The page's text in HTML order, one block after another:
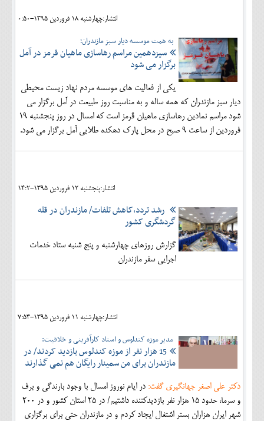
انتشار:چهارشنبه 18 فروردين 1395-0:50
به همت موسسه دیار سبز مازندران؛
سیزدهمین مراسم رهاسازی ماهیان قرمز در آمل
برگزار می شود
یکی از فعالیت های موسسه مردم نهاد زیست محیطی
دیار سبز مازندران که همه ساله و به مناسبت روز طبیعت در آمل برگزار می
شود مراسم نمادین رهاسازی ماهیان قرمز است که امسال در روز پنجشنبه 19
فروردین از ساعت 9 صبح در محل پارک دهکده طلایی آمل برگزار می شود.
انتشار:پنجشنبه 12 فروردين 1395-14:2
رشد تردد،کاهش تلفات/ مازندران در قله
گردشگری کشور
گزارش روزهای چهارشنبه و پنج شنبه ستاد خدمات
اجرایی سفر مازندران
انتشار:چهارشنبه 11 فروردين 1395-7:53
مدیر موزه کندلوس و استاد کارآفرینی و خلاقیت:
15 هزار نفر از موزه کندلوس بازدید کردند/ در
مازندران برای من سمینار رایگان هم نمی گذارند
دکتر علی اصغر جهانگیری گفت: در ایام نوروز امسال با وجود بارندگی و برف
و سرما، حدود 15 هزار نفر بازدیدکننده داشتیم/ در 25 استان کشور و در 200
شهر ایران هزاران بستر اشتغال ایجاد کردم و در مازندران حتی برای برگزاری